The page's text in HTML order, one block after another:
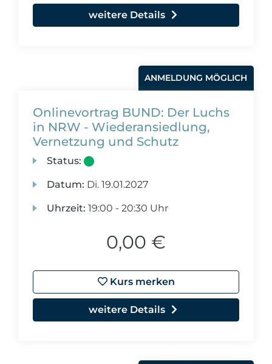
weitere Details
ANMELDUNG MÖGLICH
Onlinevortrag BUND: Der Luchs
in NRW - Wiederansiedlung,
Vernetzung und Schutz
Status:
Datum: Di. 19.01.2027
Uhrzeit: 19:00 - 20:30 Uhr
0,00 €
Kurs merken
weitere Details